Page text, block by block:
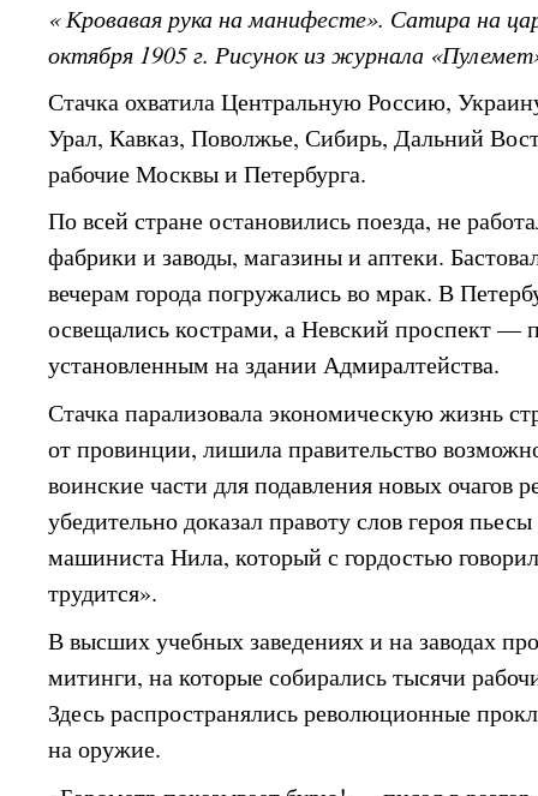
« Кровавая рука на манифесте». Сатира на
октября 1905 г. Рисунок из журнала
Стачка охватила Центральную Россию,
Урал, Кавказ, Поволжье, Сибирь, Дальний
рабочие Москвы и Петербурга.
По всей стране остановились поезда, не
фабрики и заводы, магазины и аптеки.
вечерам города погружались во мрак. В
освещались кострами, а Невский проспект —
установленным на здании Адмиралтейства.
Стачка парализовала экономическую жизнь
от провинции, лишила правительство
воинские части для подавления новых очагов
убедительно доказал правоту слов героя
машиниста Нила, который с гордостью
трудится».
В высших учебных заведениях и на заводах
митинги, на которые собирались тысячи
Здесь распространялись революционные
на оружие.